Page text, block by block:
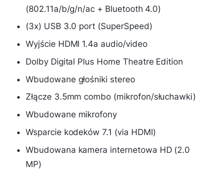
(802.11a/b/g/n/ac + Bluetooth 4.0)
(3x) USB 3.0 port (SuperSpeed)
Wyjście HDMI 1.4a audio/video
Dolby Digital Plus Home Theatre Edition
Wbudowane głośniki stereo
Złącze 3.5mm combo (mikrofon/słuchawki)
Wbudowane mikrofony
Wsparcie kodeków 7.1 (via HDMI)
Wbudowana kamera internetowa HD (2.0
MP)